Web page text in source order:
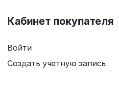
Кабинет покупателя
Войти
Создать учетную запись